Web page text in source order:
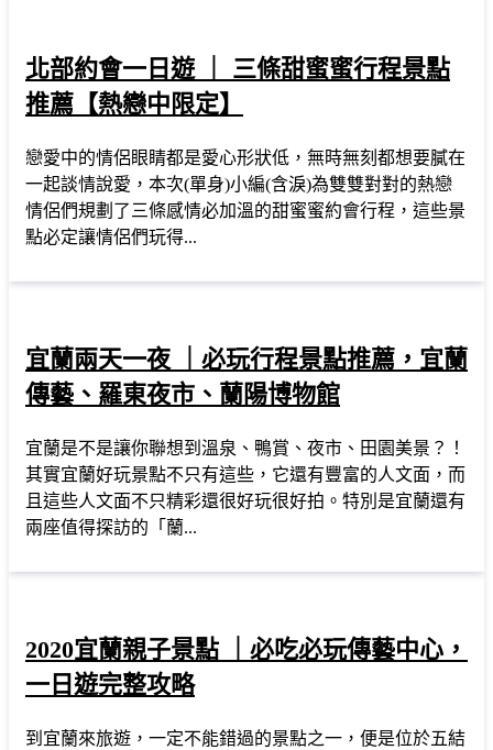
北部約會一日遊 ｜ 三條甜蜜蜜行程景點
推薦【熱戀中限定】
戀愛中的情侶眼睛都是愛心形狀低，無時無刻都想要膩在
一起談情說愛，本次(單身)小編(含淚)為雙雙對對的熱戀
情侶們規劃了三條感情必加溫的甜蜜蜜約會行程，這些景
點必定讓情侶們玩得...
宜蘭兩天一夜 ｜必玩行程景點推薦，宜蘭
傳藝、羅東夜市、蘭陽博物館
宜蘭是不是讓你聯想到溫泉、鴨賞、夜市、田園美景？！
其實宜蘭好玩景點不只有這些，它還有豐富的人文面，而
且這些人文面不只精彩還很好玩很好拍。特別是宜蘭還有
兩座值得探訪的「蘭...
2020宜蘭親子景點 ｜必吃必玩傳藝中心，
一日遊完整攻略
到宜蘭來旅遊，一定不能錯過的景點之一，便是位於五結